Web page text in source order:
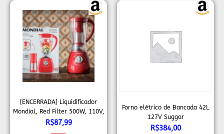
[ENCERRADA] Liquidificador
Mondial, Red Filter 500W, 110V,
1,9L – L-77
R$87,99
Forno elétrico de Bancada 42L
127V Suggar
R$384,00